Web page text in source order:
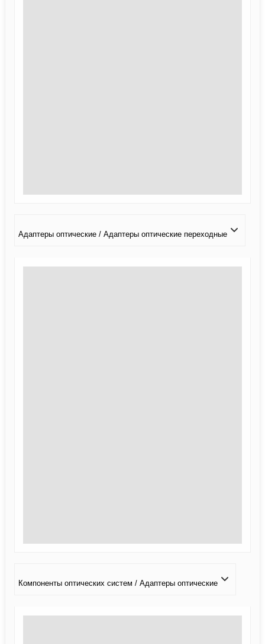
Адаптеры оптические / Адаптеры оптические переходные
Компоненты оптических систем / Адаптеры оптические